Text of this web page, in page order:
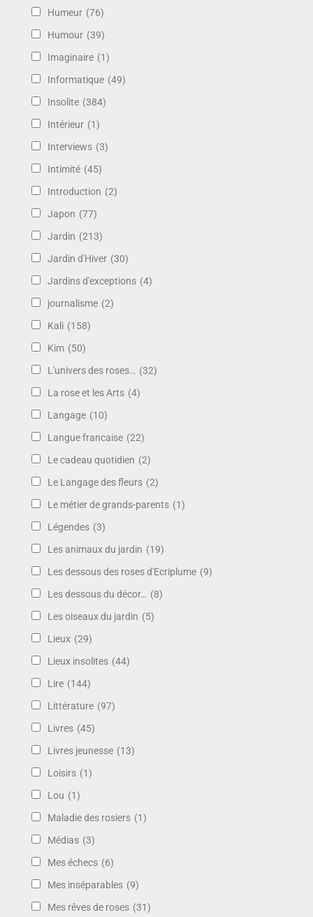
Humeur (76)
Humour (39)
Imaginaire (1)
Informatique (49)
Insolite (384)
Intérieur (1)
Interviews (3)
Intimité (45)
Introduction (2)
Japon (77)
Jardin (213)
Jardin d'Hiver (30)
Jardins d'exceptions (4)
journalisme (2)
Kali (158)
Kim (50)
L'univers des roses… (32)
La rose et les Arts (4)
Langage (10)
Langue francaise (22)
Le cadeau quotidien (2)
Le Langage des fleurs (2)
Le métier de grands-parents (1)
Légendes (3)
Les animaux du jardin (19)
Les dessous des roses d'Ecriplume (9)
Les dessous du décor… (8)
Les oiseaux du jardin (5)
Lieux (29)
Lieux insolites (44)
Lire (144)
Littérature (97)
Livres (45)
Livres jeunesse (13)
Loisirs (1)
Lou (1)
Maladie des rosiers (1)
Médias (3)
Mes échecs (6)
Mes inséparables (9)
Mes rêves de roses (31)